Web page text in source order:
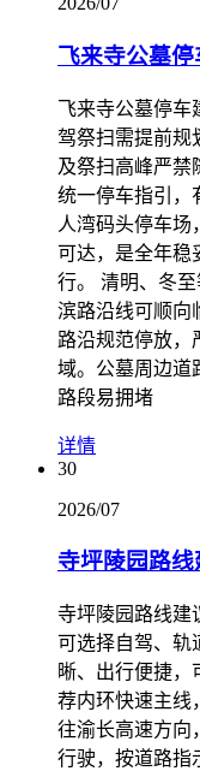
飞来寺公墓停
飞来寺公墓停车
驾祭扫需提前规
及祭扫高峰严禁
统一停车指引，
人湾码头停车场
可达，是全年稳
行。 清明、冬
滨路沿线可顺向
路沿规范停放，
域。公墓周边道
路段易拥堵
详情
30
2026/07
寺坪陵园路线
寺坪陵园路线建
可选择自驾、轨
晰、出行便捷，
荐内环快速主线
往渝长高速方向
行驶，按道路指